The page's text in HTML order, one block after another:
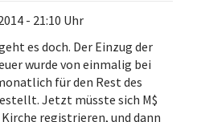
- 21:10 Uhr
es doch. Der Einzug der
wurde von einmalig bei
für den Rest des
Jetzt müsste sich M$
registrieren, und dann